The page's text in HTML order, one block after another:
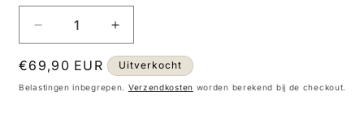
Aantal
verlagen
voor
Cross
Aantal
verhogen
voor
Cross
Normale
prijs
€69,90 EUR Uitverkocht
Belastingen inbegrepen. Verzendkosten worden berekend bij de checkout.